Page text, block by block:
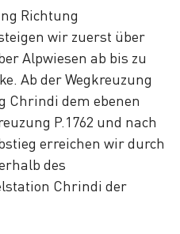
Richtung
wir zuerst über
Alpwiesen ab bis zu
Ab der Wegkreuzung
Chrindi dem ebenen
P.1762 und nach
erreichen wir durch
des
Chrindi der